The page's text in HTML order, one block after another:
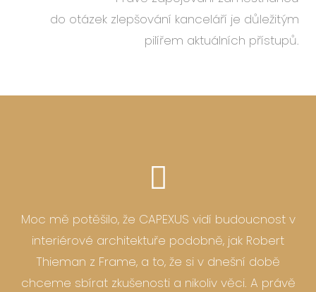
do otázek zlepšování kanceláří je důležitým
pilířem aktuálních přístupů.
Moc mě potěšilo, že CAPEXUS vidí budoucnost v
interiérové architektuře podobně, jak Robert
Thieman z Frame, a to, že si v dnešní době
chceme sbírat zkušenosti a nikoliv věci. A právě